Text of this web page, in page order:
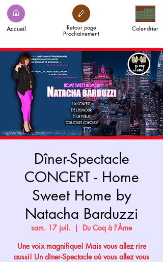
Accueil Calendrier
Retour page
Prochainement
Dîner-Spectacle
CONCERT - Home
Sweet Home by
Natacha Barduzzi
sam. 17 juil.
  |
Du Coq à l'Âme
Une voix magnifique! Mais vous allez rire
aussi! Un dîner-Spectacle où vous allez vous